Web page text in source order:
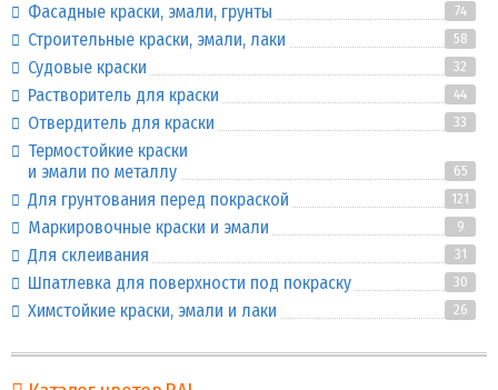
Фасадные краски, эмали, грунты 74
Строительные краски, эмали, лаки 58
Судовые краски 32
Растворитель для краски 44
Отвердитель для краски 33
Термостойкие краски
и эмали по металлу
65
Для грунтования перед покраской 121
Маркировочные краски и эмали 9
Для склеивания 31
Шпатлевка для поверхности под покраску 30
Химстойкие краски, эмали и лаки 26